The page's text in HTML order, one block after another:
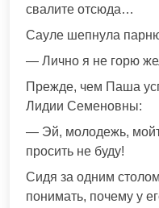
свалите отсюда…
Сауле шепнула
— Лично я не горю
Прежде, чем Паша
Лидии Семеновны:
— Эй, молодежь,
просить не буду!
Сидя за одним
понимать, почему у